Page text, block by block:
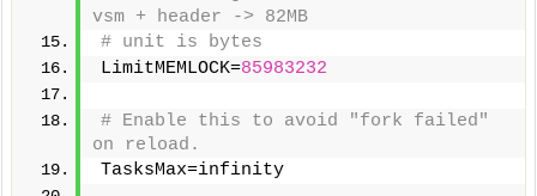
vsm + header -> 82MB
# unit is bytes
LimitMEMLOCK=85983232
# Enable this to avoid "fork failed"
on reload.
TasksMax=infinity